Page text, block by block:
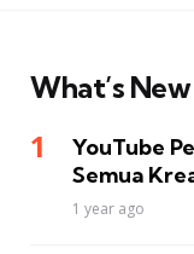
What’s New
YouTube
Semua
1 year ago